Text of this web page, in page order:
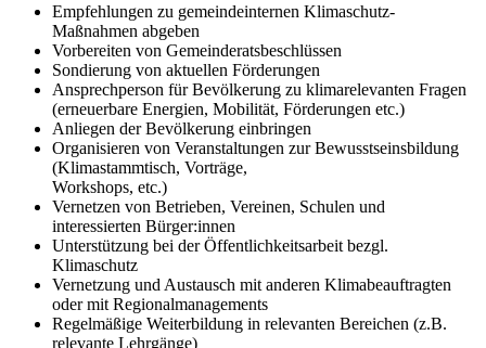
Empfehlungen zu gemeindeinternen Klimaschutz-
Maßnahmen abgeben
Vorbereiten von Gemeinderatsbeschlüssen
Sondierung von aktuellen Förderungen
Ansprechperson für Bevölkerung zu klimarelevanten Fragen
(erneuerbare Energien, Mobilität, Förderungen etc.)
Anliegen der Bevölkerung einbringen
Organisieren von Veranstaltungen zur Bewusstseinsbildung
(Klimastammtisch, Vorträge,
Workshops, etc.)
Vernetzen von Betrieben, Vereinen, Schulen und
interessierten Bürger:innen
Unterstützung bei der Öffentlichkeitsarbeit bezgl.
Klimaschutz
Vernetzung und Austausch mit anderen Klimabeauftragten
oder mit Regionalmanagements
Regelmäßige Weiterbildung in relevanten Bereichen (z.B.
relevante Lehrgänge)